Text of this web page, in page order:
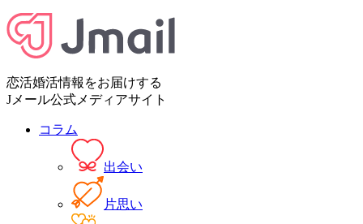
恋活婚活情報をお届けする
Jメール公式メディアサイト
コラム
出会い
片思い